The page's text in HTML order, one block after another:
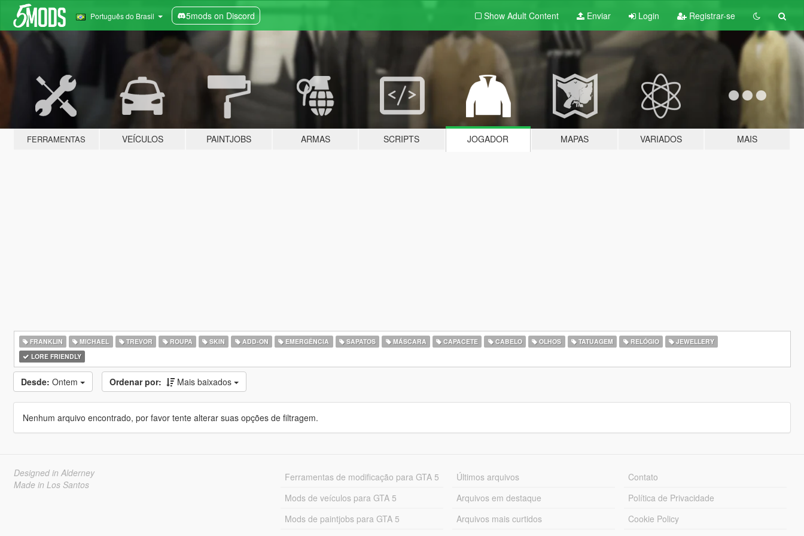
Português do Brasil 5mods on Discord Show Adult Content Enviar Login Registrar-se
FERRAMENTAS VEÍCULOS PAINTJOBS ARMAS SCRIPTS JOGADOR MAPAS VARIADOS MAIS
FRANKLIN MICHAEL TREVOR ROUPA SKIN ADD-ON EMERGÊNCIA SAPATOS MÁSCARA CAPACETE CABELO OLHOS TATUAGEM RELÓGIO
JEWELLERY
LORE FRIENDLY
Desde: Ontem Ordenar por: Mais baixados
Nenhum arquivo encontrado, por favor tente alterar suas opções de filtragem.
Designed in Alderney
Made in Los Santos
Ferramentas de modificação para GTA 5
Mods de veículos para GTA 5
Mods de paintjobs para GTA 5
Últimos arquivos
Arquivos em destaque
Arquivos mais curtidos
Contato
Política de Privacidade
Cookie Policy